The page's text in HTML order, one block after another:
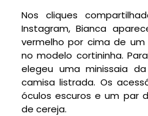
Nos cliques
Instagram, Bianca
vermelho por cima de um
no modelo cortininha.
elegeu uma minissaia
camisa listrada. Os
óculos escuros e um par
de cereja.